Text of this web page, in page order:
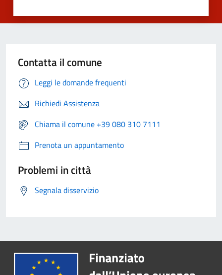
Contatta il comune
Leggi le domande frequenti
Richiedi Assistenza
Chiama il comune +39 080 310 7111
Prenota un appuntamento
Problemi in città
Segnala disservizio